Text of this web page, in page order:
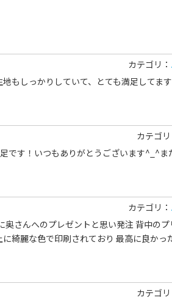
カテゴリ：
もしっかりしていて、とても満足してます
カテゴリ
です！いつもありがとうございます^_^ま
カテゴリ：
さんへのプレゼントと思い発注 背中の
綺麗な色で印刷されており 最高に良かっ
カテゴリ